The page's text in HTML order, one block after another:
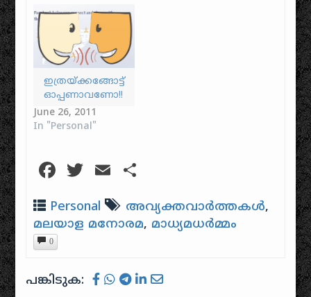
തുടങ്ങിയിരിക്കുന്നു.
ഒരു പക്ഷേ ഇതിൽ
നിന്നും ഊർജം
കൈക്കൊണ്ട് ഒരു
ശുദ്ധികലശത്തിന്
തുടക്കമാവാം ഇത്...
എല്ലാറ്റിനും
വഴിതുറന്ന
പണ്ഡിതാ,
എന്നെ സൂപ്പർ സ്റ്റാർ
എന്നു
മമ്മൂട്ടി പറഞ്ഞത്രേ!!
അദ്ദേഹത്തിന്റെ
സ്വതസിദ്ധമായ
അഹന്തയോ
അത്,മോഹൻലാലിന്റെ
ഡേറ്റ് ചോദിച്ച്
ഇത്രയ്ക്കങ്ങോട്ട്
ഓപ്പണാവണോ!!
June 26, 2011
In "Personal"
Facebook
Twitter
Email
Personal അവ്യക്തവാർത്തകൾ,
മലയാള മനോരമ, മാധ്യമധർമ്മം
0
പങ്കിടുക: